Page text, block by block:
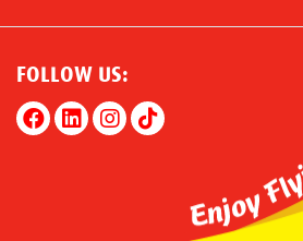
FOLLOW US: